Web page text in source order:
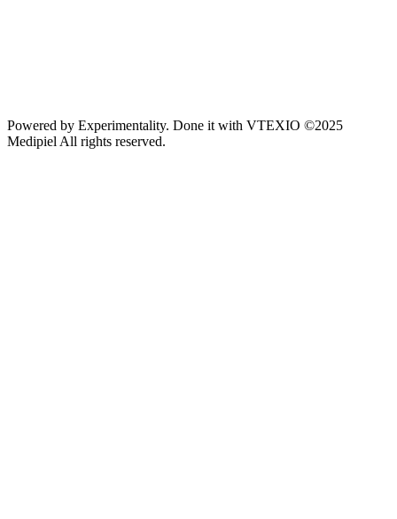
Powered by Experimentality. Done it with VTEXIO ©2025
Medipiel All rights reserved.